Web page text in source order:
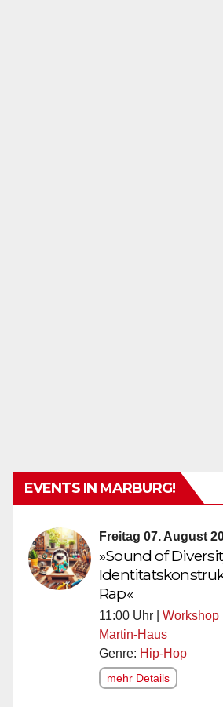
EVENTS IN MARBURG!
Freitag 07. August
»Sound of
Rap«
11:00 Uhr | Workshop
Martin-Haus
Genre: Hip-Hop
mehr Details